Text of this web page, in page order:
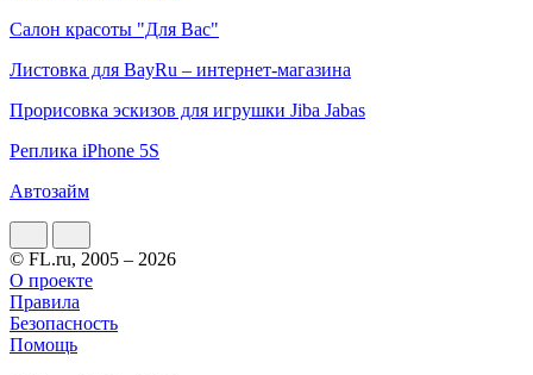
Салон красоты "Для Вас"
Листовка для BayRu – интернет-магазина
Прорисовка эскизов для игрушки Jiba Jabas
Реплика iPhone 5S
Автозайм
© FL.ru, 2005 – 2026
О проекте
Правила
Безопасность
Помощь